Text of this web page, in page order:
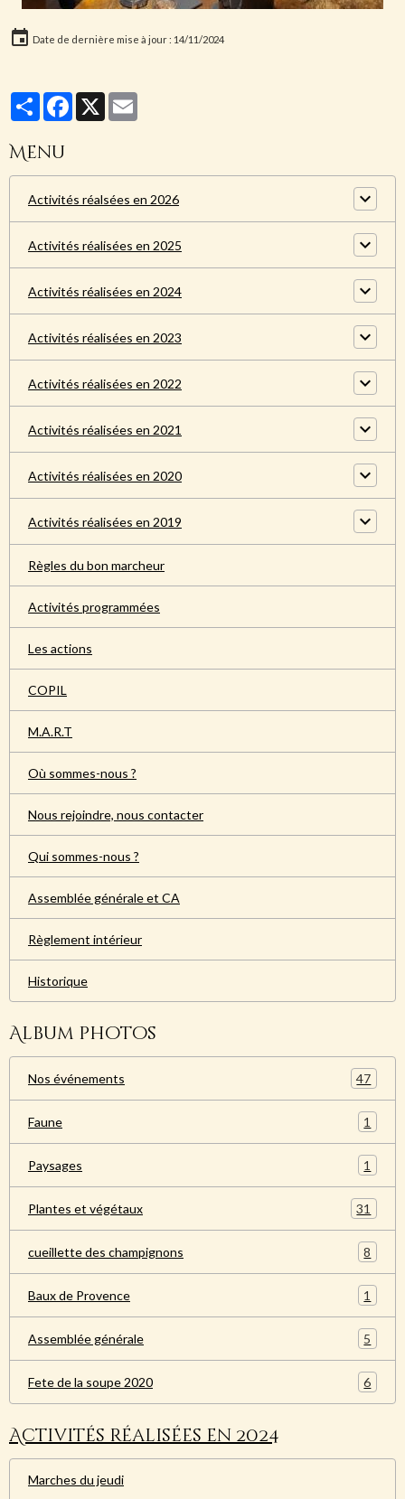
Date de dernière mise à jour : 14/11/2024
PartagerFacebook
X
Menu
Activités réalsées en 2026
Activités réalisées en 2025
Activités réalisées en 2024
Activités réalisées en 2023
Activités réalisées en 2022
Activités réalisées en 2021
Activités réalisées en 2020
Activités réalisées en 2019
Règles du bon marcheur
Activités programmées
Les actions
COPIL
M.A.R.T
Où sommes-nous ?
Nous rejoindre, nous contacter
Qui sommes-nous ?
Assemblée générale et CA
Règlement intérieur
Historique
Album photos
Nos événements 47
Faune 1
Paysages 1
Plantes et végétaux 31
cueillette des champignons 8
Baux de Provence 1
Assemblée générale 5
Fete de la soupe 2020 6
Activités réalisées en 2024
Marches du jeudi